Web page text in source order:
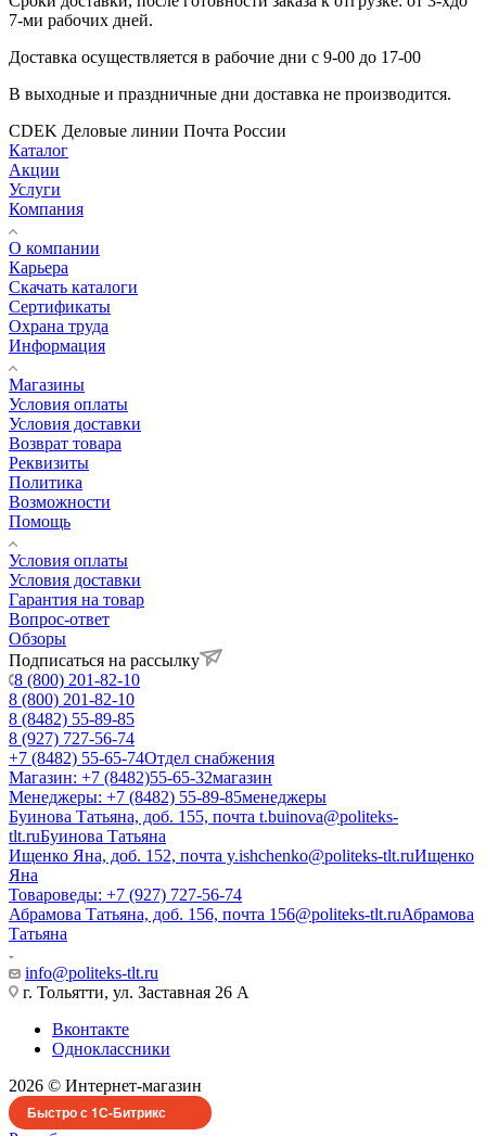
7-ми рабочих дней.
Доставка осуществляется в рабочие дни с 9-00 до 17-00
В выходные и праздничные дни доставка не производится.
CDEK Деловые линии Почта России
Каталог
Акции
Услуги
Компания
О компании
Карьера
Cкачать каталоги
Сертификаты
Охрана труда
Информация
Магазины
Условия оплаты
Условия доставки
Возврат товара
Реквизиты
Политика
Возможности
Помощь
Условия оплаты
Условия доставки
Гарантия на товар
Вопрос-ответ
Обзоры
Подписаться на рассылку
8 (800) 201-82-10
8 (800) 201-82-10
8 (8482) 55-89-85
8 (927) 727-56-74
+7 (8482) 55-65-74Отдел снабжения
Магазин: +7 (8482)55-65-32магазин
Менеджеры: +7 (8482) 55-89-85менеджеры
Буинова Татьяна, доб. 155, почта t.buinova@politeks-
tlt.ruБуинова Татьяна
Ищенко Яна, доб. 152, почта y.ishchenko@politeks-tlt.ruИщенко
Яна
Товароведы: +7 (927) 727-56-74
Абрамова Татьяна, доб. 156, почта 156@politeks-tlt.ruАбрамова
Татьяна
info@politeks-tlt.ru
г. Тольятти, ул. Заставная 26 А
Вконтакте
Одноклассники
2026 © Интернет-магазин
Быстро с 1С-Битрикс